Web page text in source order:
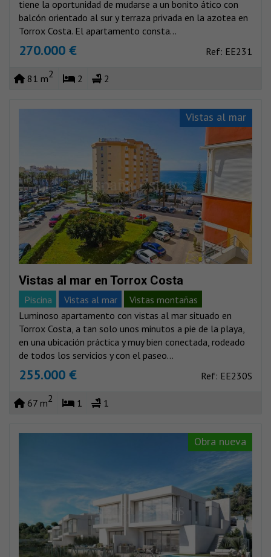
tiene la oportunidad de mudarse a un bonito ático con
balcón orientado al sur y terraza privada en la azotea en
Torrox Costa. El apartamento consta...
270.000 € Ref: EE231
81 m2 2 2
Vistas al mar
Vistas al mar en Torrox Costa
Piscina Vistas al mar
Vistas montañas
Luminoso apartamento con vistas al mar situado en
Torrox Costa, a tan solo unos minutos a pie de la playa,
en una ubicación práctica y muy bien conectada, rodeado
de todos los servicios y con el paseo...
255.000 € Ref: EE230S
67 m2 1 1
Obra nueva